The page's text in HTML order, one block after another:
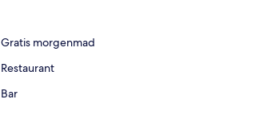
Gratis morgenmad
Restaurant
Bar